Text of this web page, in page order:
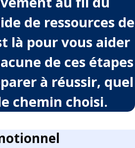
de ressources de
là pour vous aider
de ces étapes
à réussir, quel
chemin choisi.